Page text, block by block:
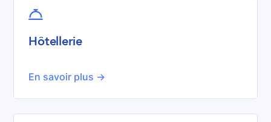

Hôtellerie
En savoir plus ->